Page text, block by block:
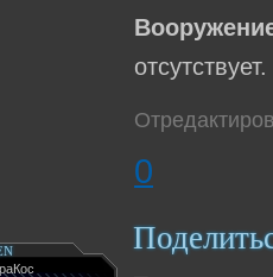
отсутствует.
0